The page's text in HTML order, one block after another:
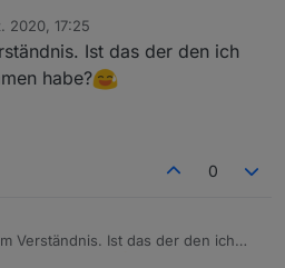
noch bessere Empfang,
(CC2652P) ..Firmware von
von Ti voll kompatibel.
mache ich bessere Beschreibung. ;)
2020, 17:25
Ist das der den ich
habe?
0
Verständnis. Ist das der den ich